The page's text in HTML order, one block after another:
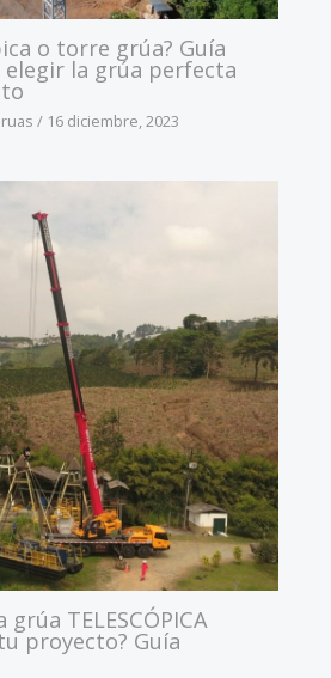
o torre grúa? Guía
la grúa perfecta
/ 16 diciembre, 2023
TELESCÓPICA
proyecto? Guía